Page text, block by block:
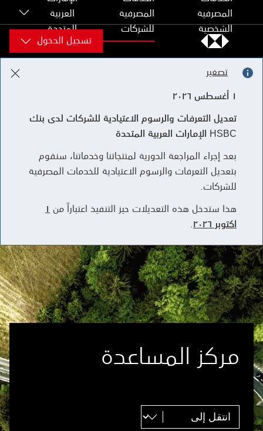
Skip to content
المصرفية
الشخصية
المصرفية
للشركات
العربية
المتحدة
تسجيل الدخول
تصغير
١ أغسطس ٢٠٢٦
تعديل التعرفات والرسوم الاعتيادية للشركات لدى بنك
HSBC الإمارات العربية المتحدة
بعد إجراء المراجعة الدورية لمنتجاتنا وخدماتنا، سنقوم
بتعديل التعرفات والرسوم الاعتيادية للخدمات المصرفية
للشركات.
هذا ستدخل هذه التعديلات حيز التنفيذ اعتباراً من ١
اكتوبر ٢٠٢٦
.
مركز المساعدة